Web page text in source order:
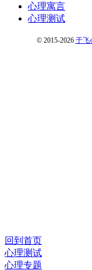
心理寓言
心理测试
© 2015-2026 于飞
回到首页
心理测试
心理专题